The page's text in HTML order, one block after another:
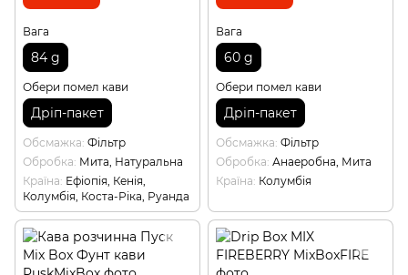
Вага
84 g
Обери помел кави
Дріп-пакет
Обсмажка Фільтр
Обробка Мита, Натуральна
Країна Ефіопія, Кенія,
Колумбія, Коста-Ріка, Руанда
Вага
60 g
Обери помел кави
Дріп-пакет
Обсмажка Фільтр
Обробка Анаеробна, Мита
Країна Колумбія